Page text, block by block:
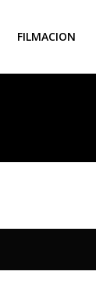
FILMACION